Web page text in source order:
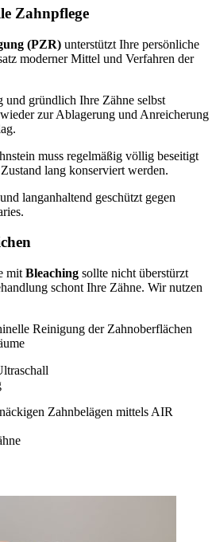
Zahnpflege
(PZR) unterstützt Ihre persönliche
moderner Mittel und Verfahren der
und gründlich Ihre Zähne selbst
zur Ablagerung und Anreicherung
muss regelmäßig völlig beseitigt
lang konserviert werden.
langanhaltend geschützt gegen
mit Bleaching sollte nicht überstürzt
schont Ihre Zähne. Wir nutzen
Reinigung der Zahnoberflächen
Zahnbelägen mittels AIR